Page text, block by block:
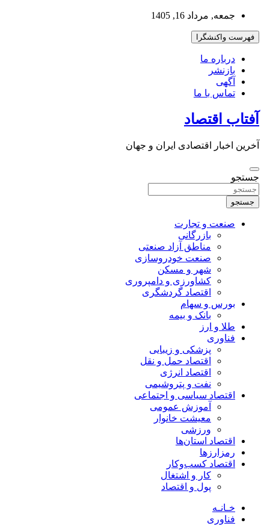
بروید
جمعه, مرداد 16, 1405
فهرست واکنشگرا
درباره ما
بازنشر
آگهی
تماس با ما
آفتاب اقتصاد
آخرین اخبار اقتصادی ایران و جهان
جستجو
جستجو
صنعت و تجارت
بازرگانی
مناطق آزاد صنعتی
صنعت خودروسازی
شهر و مسکن
کشاورزی و دامپروری
اقتصاد گردشگری
بورس و سهام
بانک و بیمه
طلا و ارز
فناوری
پزشکی و زیبایی
اقتصاد حمل و نقل
اقتصاد انرژی
نفت و پتروشیمی
اقتصاد سیاسی و اجتماعی
آموزش عمومی
معیشت خانوار
ورزشی
اقتصاد استان‌ها
رمزارزها
اقتصاد کسب‌و‌کار
کار و اشتغال
پول و اقتصاد
خـانـه
فناوری